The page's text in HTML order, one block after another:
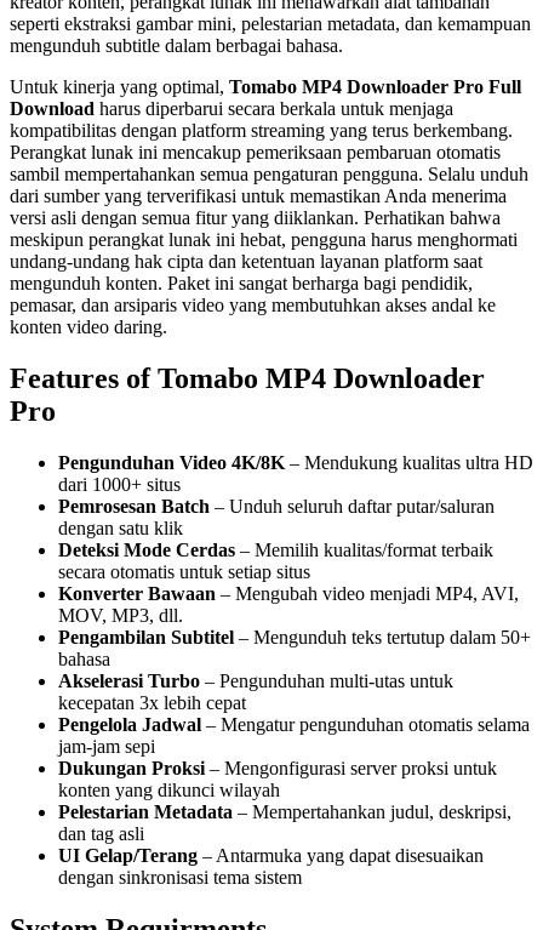
seperti ekstraksi gambar mini, pelestarian metadata, dan kemampuan
mengunduh subtitle dalam berbagai bahasa.
Untuk kinerja yang optimal, Tomabo MP4 Downloader Pro Full
Download harus diperbarui secara berkala untuk menjaga
kompatibilitas dengan platform streaming yang terus berkembang.
Perangkat lunak ini mencakup pemeriksaan pembaruan otomatis
sambil mempertahankan semua pengaturan pengguna. Selalu unduh
dari sumber yang terverifikasi untuk memastikan Anda menerima
versi asli dengan semua fitur yang diiklankan. Perhatikan bahwa
meskipun perangkat lunak ini hebat, pengguna harus menghormati
undang-undang hak cipta dan ketentuan layanan platform saat
mengunduh konten. Paket ini sangat berharga bagi pendidik,
pemasar, dan arsiparis video yang membutuhkan akses andal ke
konten video daring.
Features of Tomabo MP4 Downloader
Pro
Pengunduhan Video 4K/8K – Mendukung kualitas ultra HD
dari 1000+ situs
Pemrosesan Batch – Unduh seluruh daftar putar/saluran
dengan satu klik
Deteksi Mode Cerdas – Memilih kualitas/format terbaik
secara otomatis untuk setiap situs
Konverter Bawaan – Mengubah video menjadi MP4, AVI,
MOV, MP3, dll.
Pengambilan Subtitel – Mengunduh teks tertutup dalam 50+
bahasa
Akselerasi Turbo – Pengunduhan multi-utas untuk
kecepatan 3x lebih cepat
Pengelola Jadwal – Mengatur pengunduhan otomatis selama
jam-jam sepi
Dukungan Proksi – Mengonfigurasi server proksi untuk
konten yang dikunci wilayah
Pelestarian Metadata – Mempertahankan judul, deskripsi,
dan tag asli
UI Gelap/Terang – Antarmuka yang dapat disesuaikan
dengan sinkronisasi tema sistem